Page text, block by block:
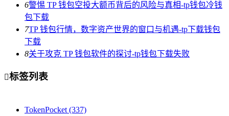
6警惕 TP 钱包空投大额币背后的风险与真相-tp钱包冷钱
包下载
7TP 钱包行情，数字资产世界的窗口与机遇-tp下载钱包
下载
8关于攻克 TP 钱包软件的探讨-tp钱包下载失败
标签列表
TokenPocket (337)